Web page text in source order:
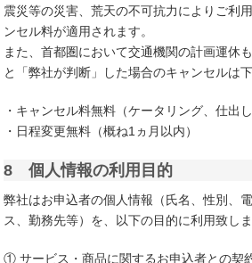
震災等の災害、荒天の不可抗力によりご利
ンセル料が適用されます。
また、首都圏において交通機関の計画運休
と「弊社が判断」した場合のキャンセルは
・キャンセル料無料（ケータリング、仕出
・日程変更無料（概ね1ヵ月以内）
8 個人情報の利用目的
弊社はお申込者の個人情報（氏名、性別、
ス、勤務先等）を、以下の目的に利用致しま
① サービス・商品に関するお申込者との契